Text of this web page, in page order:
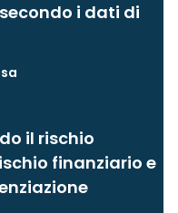
i dati di
il rischio
finanziario e